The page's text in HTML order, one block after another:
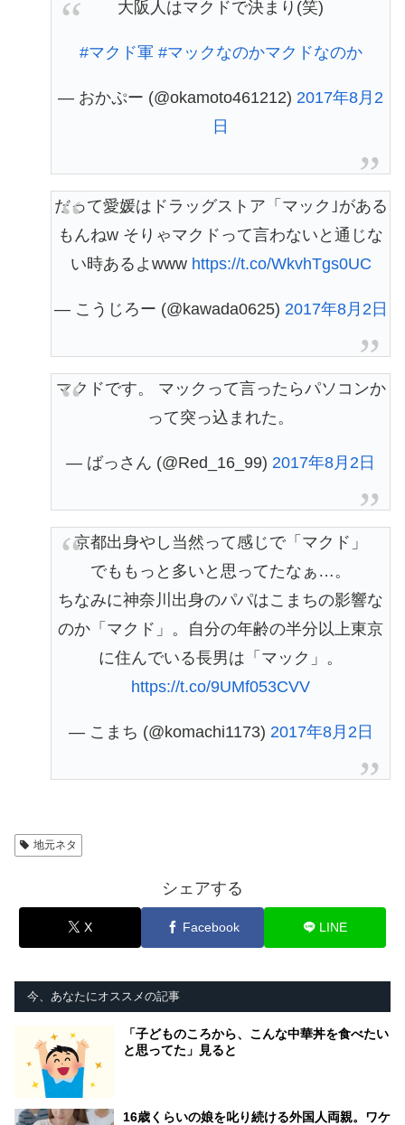
大阪人はマクドで決まり(笑)
#マクド軍 #マックなのかマクドなのか
— おかぷー (@okamoto461212) 2017年8月2
日
だって愛媛はドラッグストア「マック｣がある
もんねw そりゃマクドって言わないと通じな
い時あるよwww https://t.co/WkvhTgs0UC
— こうじろー (@kawada0625) 2017年8月2日
マクドです。 マックって言ったらパソコンか
って突っ込まれた。
— ばっさん (@Red_16_99) 2017年8月2日
京都出身やし当然って感じで「マクド」
でももっと多いと思ってたなぁ…。
ちなみに神奈川出身のパパはこまちの影響な
のか「マクド」。自分の年齢の半分以上東京
に住んでいる長男は「マック」。
https://t.co/9UMf053CVV
— こまち (@komachi1173) 2017年8月2日
地元ネタ
シェアする
X Facebook LINE
今、あなたにオススメの記事
「子どものころから、こんな中華丼を食べたい
と思ってた」見ると
16歳くらいの娘を叱り続ける外国人両親。ワケ